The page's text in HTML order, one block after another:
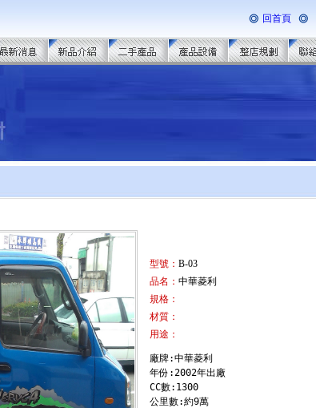
回首頁
型號： B-03
品名： 中華菱利
規格：
材質：
用途：
廠牌:中華菱利
年份:2002年出廠
CC數:1300
公里數:約9萬